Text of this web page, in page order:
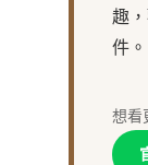
趣
件。
想看